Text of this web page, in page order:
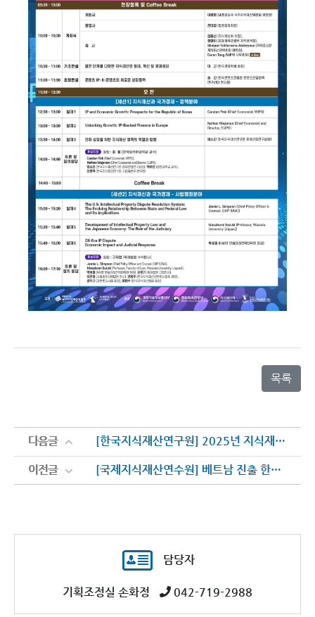
목록
다음글 [한국지식재산연구원] 2025년 지식재산 정보 정책포럼 개최
다음글
이전글 [국제지식재산연수원] 베트남 진출 한국기업 대상 한·베트남 상호 진출입 기업 교육 계획
이전글
담당자
기획조정실 손화정 042-719-2988